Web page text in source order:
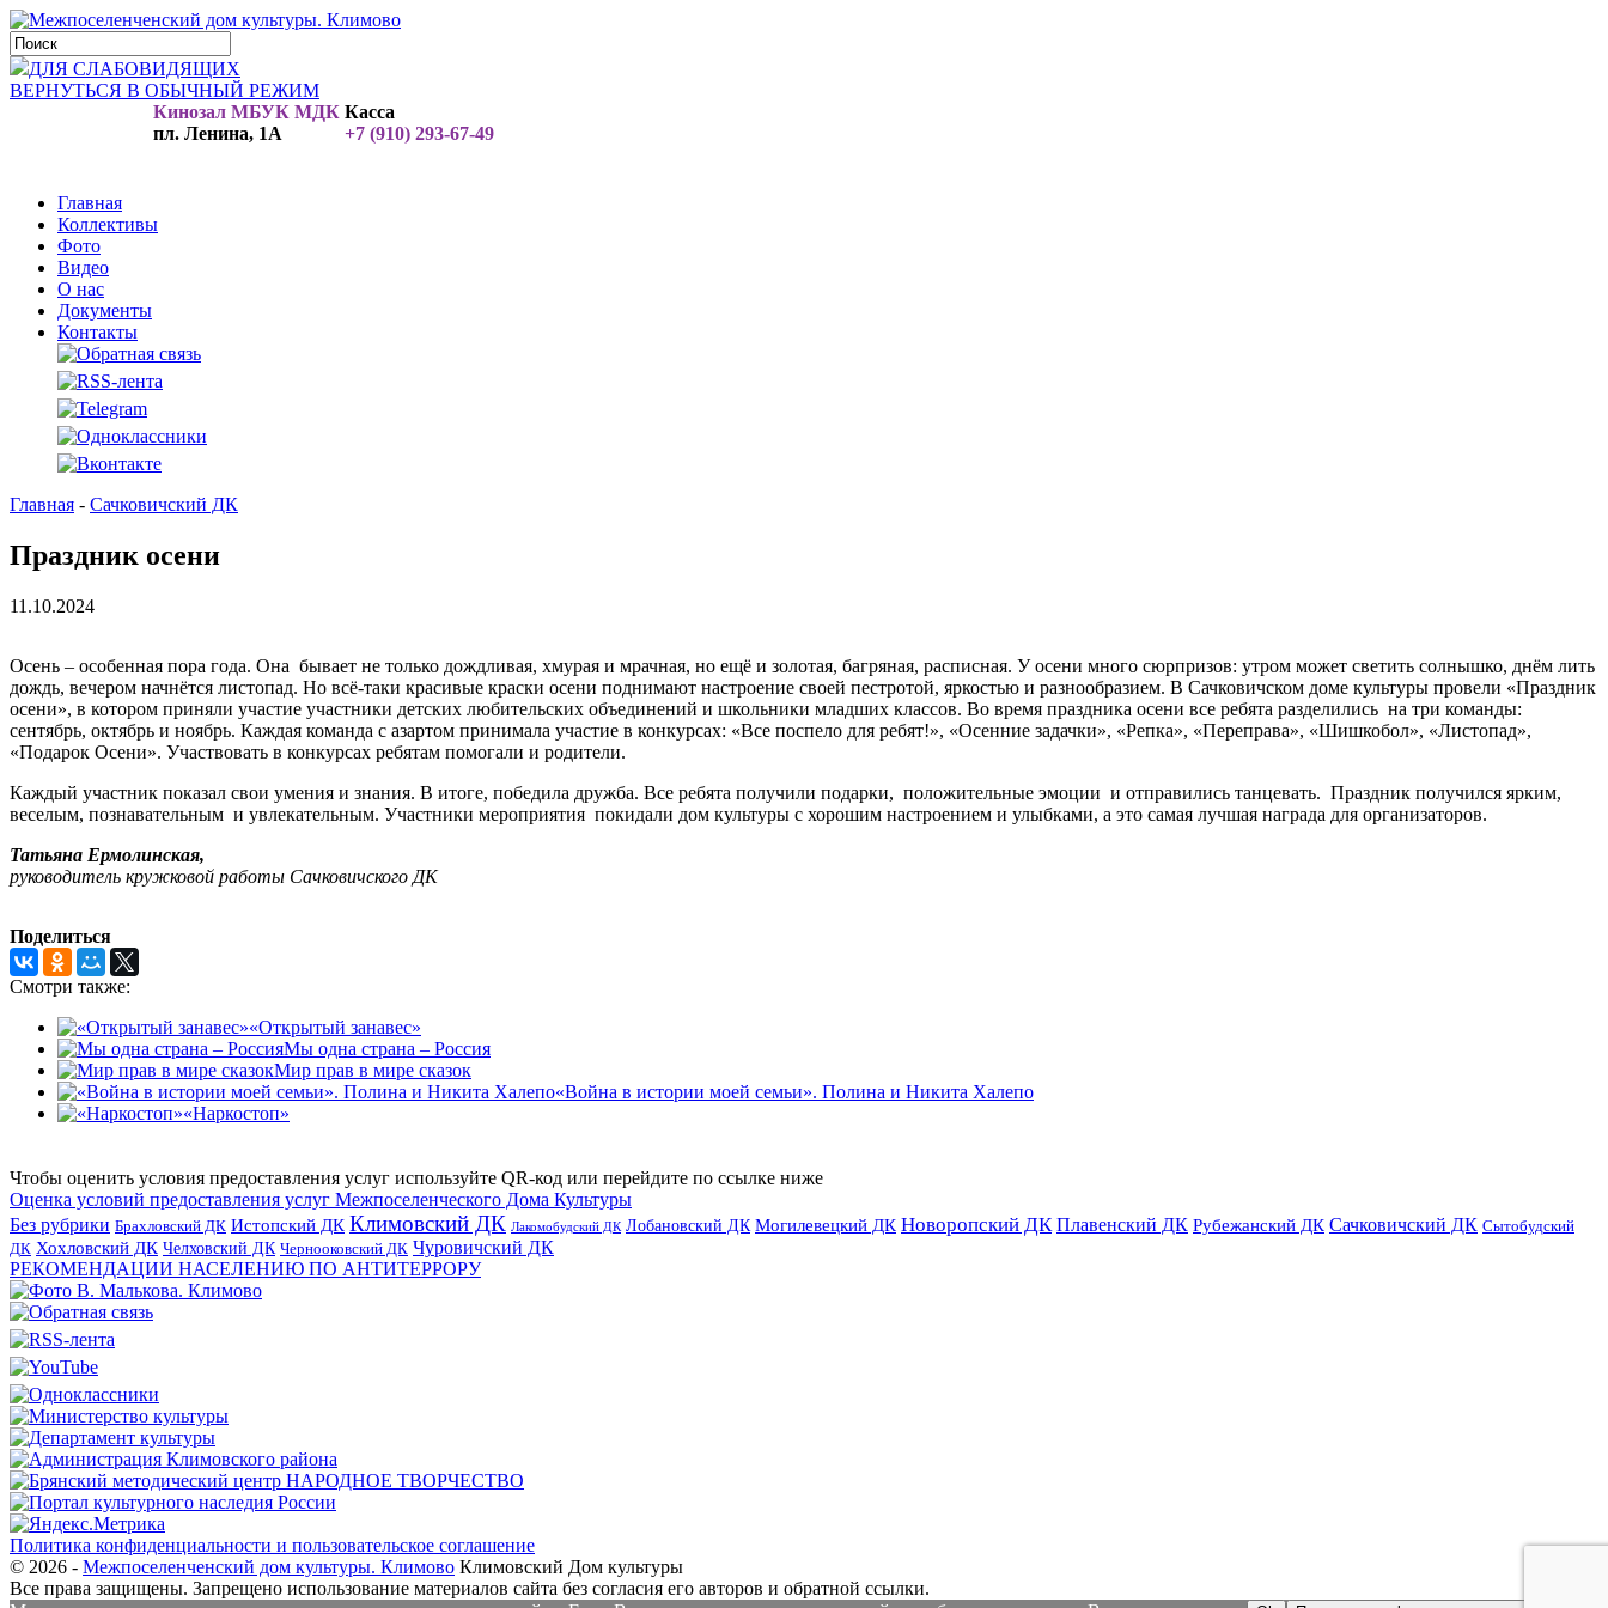
ДЛЯ СЛАБОВИДЯЩИХ
ВЕРНУТЬСЯ В ОБЫЧНЫЙ РЕЖИМ
Кинозал МБУК МДК
пл. Ленина, 1А
Касса
+7 (910) 293-67-49
Главная
Коллективы
Фото
Видео
О нас
Документы
Контакты
Главная - Сачковичский ДК
Праздник осени
11.10.2024
Осень – особенная пора года. Она бывает не только дождливая, хмурая и мрачная, но ещё и золотая, багряная, расписная. У осени много сюрпризов: утром может светить солнышко, днём лить
дождь, вечером начнётся листопад. Но всё-таки красивые краски осени поднимают настроение своей пестротой, яркостью и разнообразием. В Сачковичском доме культуры провели «Праздник
осени», в котором приняли участие участники детских любительских объединений и школьники младших классов. Во время праздника осени все ребята разделились на три команды:
сентябрь, октябрь и ноябрь. Каждая команда с азартом принимала участие в конкурсах: «Все поспело для ребят!», «Осенние задачки», «Репка», «Переправа», «Шишкобол», «Листопад»,
«Подарок Осени». Участвовать в конкурсах ребятам помогали и родители.
Каждый участник показал свои умения и знания. В итоге, победила дружба. Все ребята получили подарки, положительные эмоции и отправились танцевать. Праздник получился ярким,
веселым, познавательным и увлекательным. Участники мероприятия покидали дом культуры с хорошим настроением и улыбками, а это самая лучшая награда для организаторов.
Татьяна Ермолинская,
руководитель кружковой работы Сачковичского ДК
Поделиться
Смотри также:
«Открытый занавес»
Мы одна страна – Россия
Мир прав в мире сказок
«Война в истории моей семьи». Полина и Никита Халепо
«Наркостоп»
Чтобы оценить условия предоставления услуг используйте QR-код или перейдите по ссылке ниже
Оценка условий предоставления услуг Межпоселенческого Дома Культуры
Без рубрики Брахловский ДК Истопский ДК Климовский ДК Лакомобудский ДК Лобановский ДК Могилевецкий ДК Новоропский ДК Плавенский ДК Рубежанский ДК Сачковичский ДК Сытобудский
ДК Хохловский ДК Челховский ДК Чернооковский ДК Чуровичский ДК
РЕКОМЕНДАЦИИ НАСЕЛЕНИЮ ПО АНТИТЕРРОРУ
Политика конфиденциальности и пользовательское соглашение
© 2026 - Межпоселенченский дом культуры. Климово Климовский Дом культуры
Все права защищены. Запрещено использование материалов сайта без согласия его авторов и обратной ссылки.